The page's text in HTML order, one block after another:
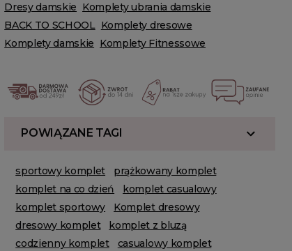
Dresy damskie Komplety ubrania damskie
BACK TO SCHOOL Komplety dresowe
Komplety damskie Komplety Fitnessowe
POWIĄZANE TAGI
sportowy komplet
prążkowany komplet
komplet na co dzień
komplet casualowy
komplet sportowy
Komplet dresowy
dresowy komplet
komplet z bluzą
codzienny komplet
casualowy komplet